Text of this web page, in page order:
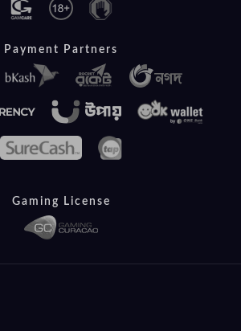
Payment Partners
Gaming License